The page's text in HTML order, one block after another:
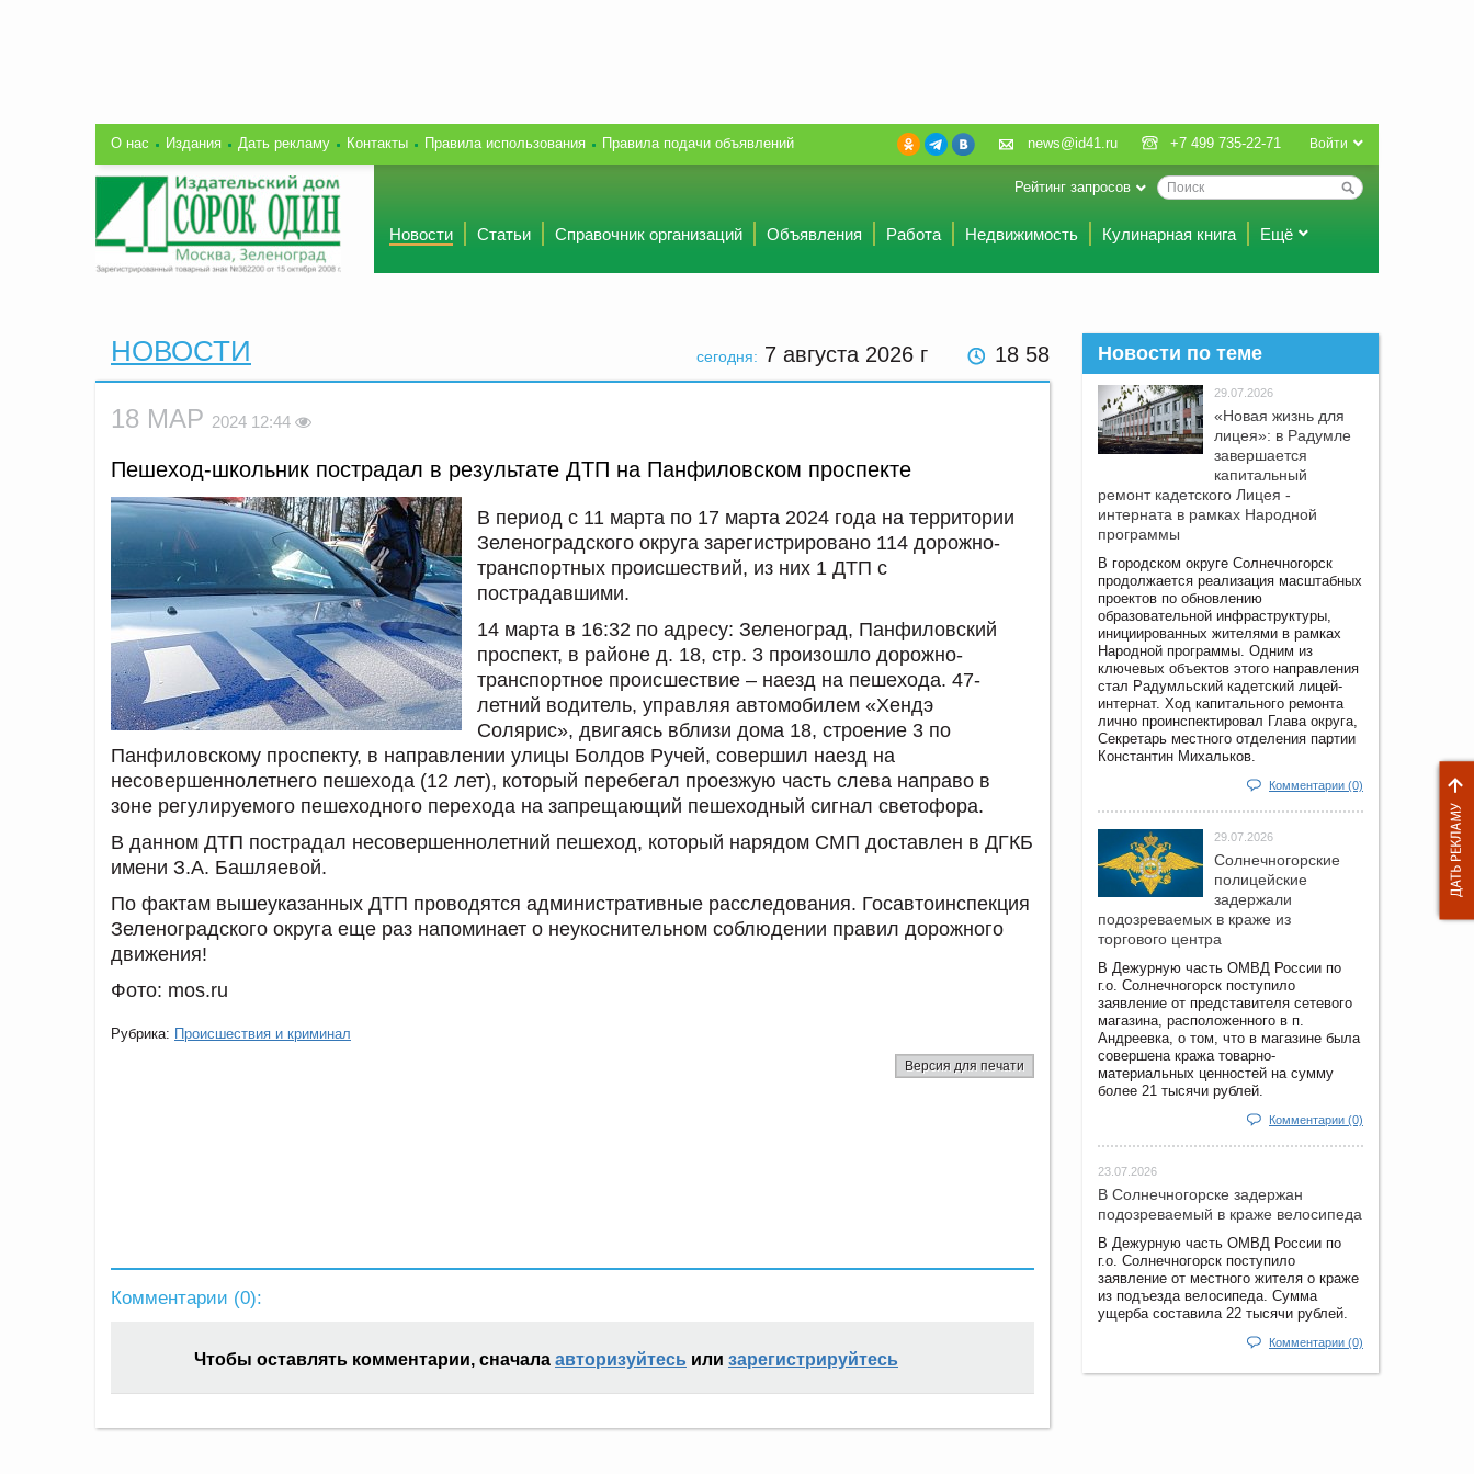
О нас Издания Дать рекламу Контакты Правила использования Правила подачи объявлений Войти
news@id41.ru +7 499 735-22-71
Рейтинг запросов
Новости Статьи Справочник организаций Объявления Работа Недвижимость Кулинарная книга Ещё
сегодня: 7 августа 2026 г 18:58
НОВОСТИ
18 МАР 2024 12:44
Пешеход-школьник пострадал в результате ДТП на Панфиловском проспекте
В период с 11 марта по 17 марта 2024 года на территории
Зеленоградского округа зарегистрировано 114 дорожно-
транспортных происшествий, из них 1 ДТП с
пострадавшими.
14 марта в 16:32 по адресу: Зеленоград, Панфиловский
проспект, в районе д. 18, стр. 3 произошло дорожно-
транспортное происшествие – наезд на пешехода. 47-
летний водитель, управляя автомобилем «Хендэ
Солярис», двигаясь вблизи дома 18, строение 3 по
Панфиловскому проспекту, в направлении улицы Болдов Ручей, совершил наезд на
несовершеннолетнего пешехода (12 лет), который перебегал проезжую часть слева направо в
зоне регулируемого пешеходного перехода на запрещающий пешеходный сигнал светофора.
В данном ДТП пострадал несовершеннолетний пешеход, который нарядом СМП доставлен в ДГКБ
имени З.А. Башляевой.
По фактам вышеуказанных ДТП проводятся административные расследования. Госавтоинспекция
Зеленоградского округа еще раз напоминает о неукоснительном соблюдении правил дорожного
движения!
Фото: mos.ru
Рубрика: Происшествия и криминал
Версия для печати
Комментарии (0):
Чтобы оставлять комментарии, сначала авторизуйтесь или зарегистрируйтесь
Новости по теме
29.07.2026
«Новая жизнь для
лицея»: в Радумле
завершается
капитальный
ремонт кадетского Лицея -
интерната в рамках Народной
программы
В городском округе Солнечногорск
продолжается реализация масштабных
проектов по обновлению
образовательной инфраструктуры,
инициированных жителями в рамках
Народной программы. Одним из
ключевых объектов этого направления
стал Радумльский кадетский лицей-
интернат. Ход капитального ремонта
лично проинспектировал Глава округа,
Секретарь местного отделения партии
Константин Михальков.
Комментарии (0)
29.07.2026
Солнечногорские
полицейские
задержали
подозреваемых в краже из
торгового центра
В Дежурную часть ОМВД России по
г.о. Солнечногорск поступило
заявление от представителя сетевого
магазина, расположенного в п.
Андреевка, о том, что в магазине была
совершена кража товарно-
материальных ценностей на сумму
более 21 тысячи рублей.
Комментарии (0)
23.07.2026
В Солнечногорске задержан
подозреваемый в краже велосипеда
В Дежурную часть ОМВД России по
г.о. Солнечногорск поступило
заявление от местного жителя о краже
из подъезда велосипеда. Сумма
ущерба составила 22 тысячи рублей.
Комментарии (0)